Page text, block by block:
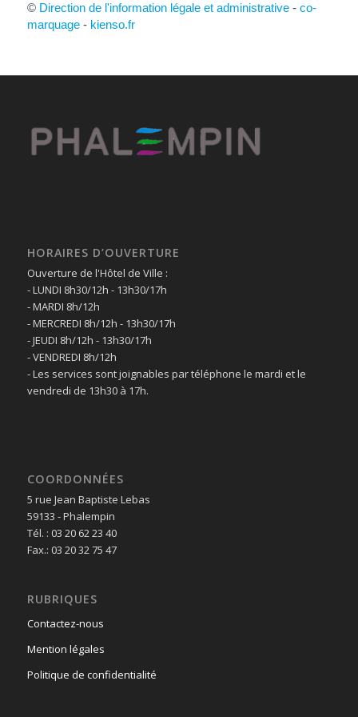
© Direction de l'information légale et administrative- co-
marquage- kienso.fr
HORAIRES D’OUVERTURE
Ouverture de l'Hôtel de Ville :
- LUNDI 8h30/12h - 13h30/17h
- MARDI 8h/12h
- MERCREDI 8h/12h - 13h30/17h
- JEUDI 8h/12h - 13h30/17h
- VENDREDI 8h/12h
- Les services sont joignables par téléphone le mardi et le
vendredi de 13h30 à 17h.
COORDONNÉES
5 rue Jean Baptiste Lebas
59133 - Phalempin
Tél. : 03 20 62 23 40
Fax.: 03 20 32 75 47
RUBRIQUES
Contactez-nous
Mention légales
Politique de confidentialité